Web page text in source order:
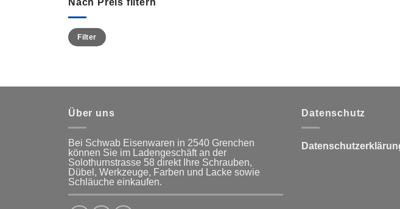
Nach Preis filtern
Min.
Preis
Max.
Preis
Filter
Über uns
Bei Schwab Eisenwaren in 2540 Grenchen
können Sie im Ladengeschäft an der
Solothurnstrasse 58 direkt Ihre Schrauben,
Dübel, Werkzeuge, Farben und Lacke sowie
Schläuche einkaufen.
Datenschutz